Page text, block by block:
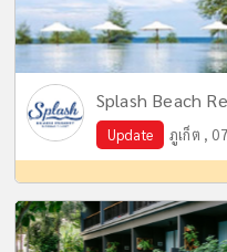
Splash Beach
Update ภูเก็ต ,